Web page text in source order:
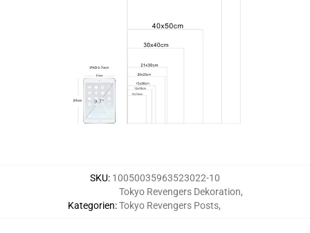
SKU: 10050035963523022-10
Kategorien:
Tokyo Revengers Dekoration,
Tokyo Revengers Posts,